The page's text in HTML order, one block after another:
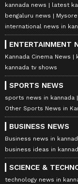
kannada news latest
bengaluru news
international news in
ENTERTAINMENT
Kannada Cinema News
kannada tv shows
SPORTS NEWS
sports news in kannada
Other Sports News in
BUSINESS NEWS
Business news in
business ideas in
SCIENCE &
technology news in